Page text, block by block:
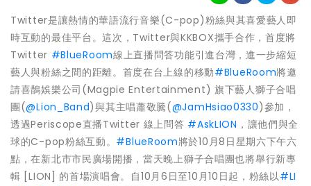
Twitter是讓熱情的華語流行音樂(C-pop)粉絲與其喜愛藝人即
時互動的最佳平台。這次，Twitter與KKBOX攜手合作，首度將
Twitter #BlueRoom線上直播問答功能引進台灣，進一步縮短
藝人與粉絲之間的距離。首度在台上線的移動#BlueRoom將邀
請喜鵲娛樂公司(Magpie Entertainment) 旗下藝人獅子合唱
團(@Lion_Band)與其主唱蕭敬騰(@JamHsiao0330)參加，
透過Periscope直播Twitter 線上問答 #AskLION ，讓他們與全
球的C-pop粉絲互動。 #BlueRoom將於10月8日星期六下午六
點，在新北市市民廣場開播，當天晚上獅子合唱團也將舉行新專
輯 [LION] 的首場演唱會。自10月6日至10月10日起，粉絲以#LI